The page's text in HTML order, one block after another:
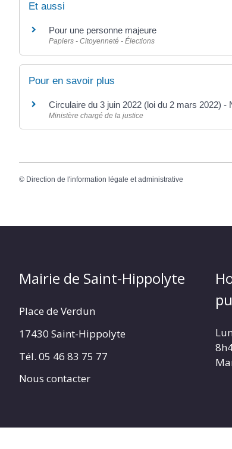
Et aussi
Pour une personne majeure
Papiers - Citoyenneté - Élections
Pour en savoir plus
Circulaire du 3 juin 2022 (loi du 2 mars 2022)
Ministère chargé de la justice
© Direction de l'information légale et administrative
Mairie de Saint-Hippolyte
Place de Verdun
17430 Saint-Hippolyte
Tél. 05 46 83 75 77
Nous contacter